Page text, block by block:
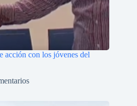
acción con los jóvenes del